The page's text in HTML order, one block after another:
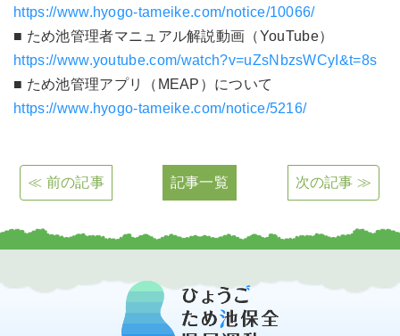
https://www.hyogo-tameike.com/notice/10066/
■ ため池管理者マニュアル解説動画（YouTube）
https://www.youtube.com/watch?v=uZsNbzsWCyI&t=8s
■ ため池管理アプリ（MEAP）について
https://www.hyogo-tameike.com/notice/5216/
≪ 前の記事 記事一覧 次の記事 ≫